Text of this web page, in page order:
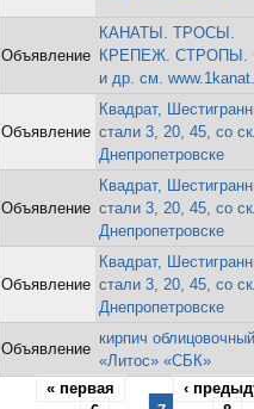
Объявление
КАНАТЫ. ТРОСЫ.
КРЕПЕЖ. СТРОПЫ.
и др. см.
Объявление
Квадрат,
стали 3, 20, 45, со
Днепропетровске
Объявление
Квадрат,
стали 3, 20, 45, со
Днепропетровске
Объявление
Квадрат,
стали 3, 20, 45, со
Днепропетровске
Объявление
кирпич
«Литос» «СБК»
« первая
‹